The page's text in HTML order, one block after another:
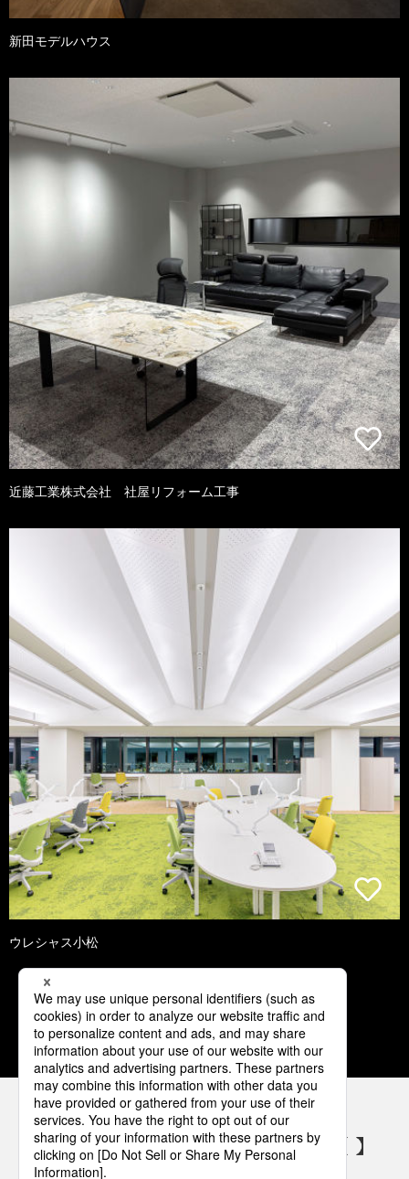
新田モデルハウス
近藤工業株式会社 社屋リフォーム工事
ウレシャス小松
1 2 3 4 5
パナソニックの電気設備 SNSアカウント